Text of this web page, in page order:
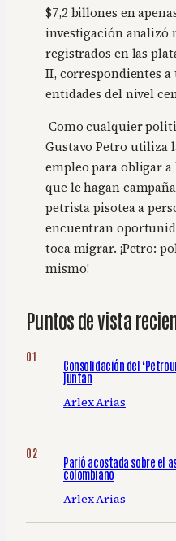
$7,2 billones en
investigación analizó
registrados en las
II, correspondientes
entidades del nivel
Como cualquier
Gustavo Petro utiliza
empleo para obligar
que le hagan
petrista pisotea a
encuentran
toca migrar. ¡Petro:
mismo!
Puntos de vista
Consolidación del
juntan
Arlex Arias
Parió acostada sobre el
colombiano
Arlex Arias